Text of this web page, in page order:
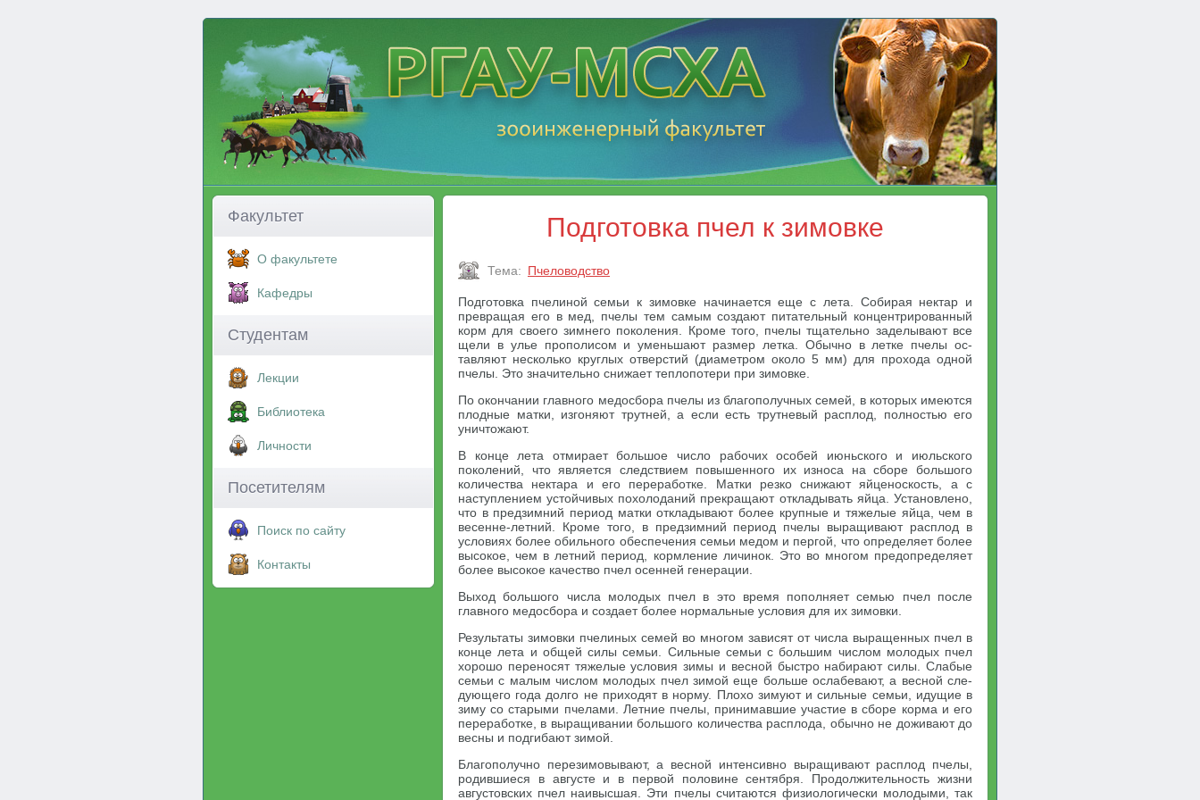
Факультет
О факультете
Кафедры
Студентам
Лекции
Библиотека
Личности
Посетителям
Поиск по сайту
Контакты
Подготовка пчел к зимовке
Тема: Пчеловодство
Подготовка пчелиной семьи к зимовке начинается еще с лета. Собирая нектар и
превращая его в мед, пчелы тем самым создают питательный концентрированный
корм для своего зимнего поко­ления. Кроме того, пчелы тщательно заделывают все
щели в улье прополисом и уменьшают размер летка. Обычно в летке пчелы ос­
тавляют несколько круглых отверстий (диаметром около 5 мм) для прохода одной
пчелы. Это значительно снижает теплопотери при зимовке.
По окончании главного медосбора пчелы из благополучных се­мей, в которых имеются
плодные матки, изгоняют трутней, а если есть трутневый расплод, полностью его
уничтожают.
В конце лета отмирает большое число рабочих особей июньского и июльского
поколений, что является следствием повышенного их износа на сборе большого
количества нектара и его переработке. Матки резко снижают яйценоскость, а с
наступлением устойчивых похолоданий прекращают откладывать яйца. Установлено,
что в предзимний период матки откладывают более крупные и тяжелые яйца, чем в
весенне-летний. Кроме того, в предзимний период пче­лы выращивают расплод в
условиях более обильного обеспечения семьи медом и пергой, что определяет более
высокое, чем в летний период, кормление личинок. Это во многом предопределяет
более высокое качество пчел осенней генерации.
Выход большого числа молодых пчел в это время пополняет се­мью пчел после
главного медосбора и создает более нормальные ус­ловия для их зимовки.
Результаты зимовки пчелиных семей во многом зависят от числа выращенных пчел в
конце лета и общей силы семьи. Сильные семьи с большим числом молодых пчел
хорошо переносят тяжелые усло­вия зимы и весной быстро набирают силы. Слабые
семьи с малым числом молодых пчел зимой еще больше ослабевают, а весной сле­
дующего года долго не приходят в норму. Плохо зимуют и сильные семьи, идущие в
зиму со старыми пчелами. Летние пчелы, принимавшие участие в сборе корма и его
переработке, в выращивании большого количества расплода, обычно не доживают до
весны и по­дгибают зимой.
Благополучно перезимовывают, а весной интенсивно выращивают расплод пчелы,
родившиеся в августе и в первой половине сентября. Продолжительность жизни
августовских пчел наивысшая. Эти пчелы считаются физиологически молодыми, так